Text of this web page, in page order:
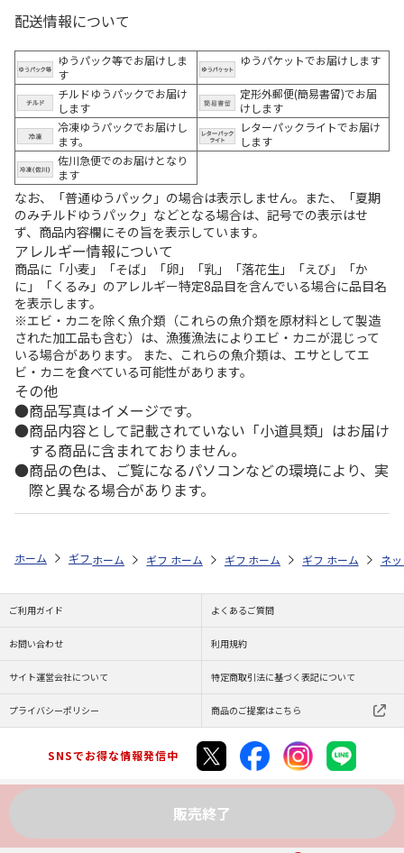
配送情報について
ゆうパック等でお届けしま
す
ゆうパケットでお届けします
チルドゆうパックでお届け
します
定形外郵便(簡易書留)でお届
けします
冷凍ゆうパックでお届けし
ます。
レターパックライトでお届け
します
佐川急便でのお届けとなり
ます
なお、「普通ゆうパック」の場合は表示しません。また、「夏期
のみチルドゆうパック」などとなる場合は、記号での表示はせ
ず、商品内容欄にその旨を表示しています。
アレルギー情報について
商品に「小麦」「そば」「卵」「乳」「落花生」「えび」「か
に」「くるみ」のアレルギー特定8品目を含んでいる場合に品目名
を表示します。
※エビ・カニを除く魚介類（これらの魚介類を原材料として製造
された加工品も含む）は、漁獲漁法によりエビ・カニが混じって
いる場合があります。 また、これらの魚介類は、エサとしてエ
ビ・カニを食べている可能性があります。
その他
商品写真はイメージです。
商品内容として記載されていない「小道具類」はお届け
する商品に含まれておりません。
商品の色は、ご覧になるパソコンなどの環境により、実
際と異なる場合があります。
販売終了
ホーム ギフトストア お中元・夏ギフト特集 2026 お菓子・スイーツ
ホーム ギフトストア お中元・夏ギフト特集 2026
ホーム ギフトストア お中元・夏ギフト
ホーム ギフトストア お
ホーム ネ
ご利用ガイド よくあるご質問
お問い合わせ 利用規約
サイト運営会社について 特定商取引法に基づく表記について
プライバシーポリシー 商品のご提案はこちら
SNSでお得な情報発信中